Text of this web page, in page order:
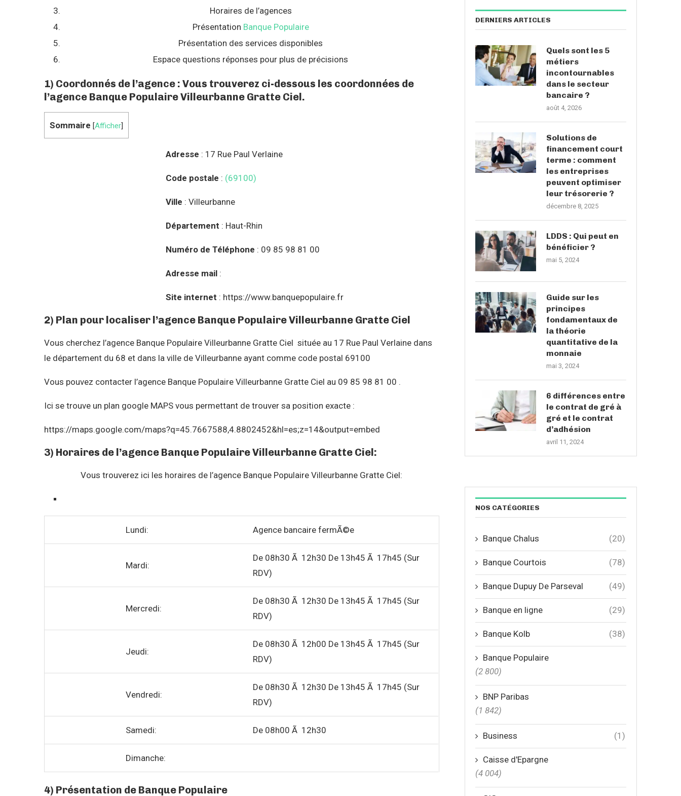
Horaires de l’agences
Présentation Banque Populaire
Présentation des services disponibles
Espace questions réponses pour plus de précisions
1) Coordonnés de l’agence : Vous trouverez ci-dessous les coordonnées de
l’agence Banque Populaire Villeurbanne Gratte Ciel.
Sommaire [Afficher]
Adresse : 17 Rue Paul Verlaine
Code postale : (69100)
Ville : Villeurbanne
Département : Haut-Rhin
Numéro de Téléphone : 09 85 98 81 00
Adresse mail :
Site internet : https://www.banquepopulaire.fr
2) Plan pour localiser l’agence Banque Populaire Villeurbanne Gratte Ciel
Vous cherchez l’agence Banque Populaire Villeurbanne Gratte Ciel située au 17 Rue Paul Verlaine dans
le département du 68 et dans la ville de Villeurbanne ayant comme code postal 69100
Vous pouvez contacter l’agence Banque Populaire Villeurbanne Gratte Ciel au 09 85 98 81 00 .
Ici se trouve un plan google MAPS vous permettant de trouver sa position exacte :
https://maps.google.com/maps?q=45.7667588,4.8802452&hl=es;z=14&output=embed
3) Horaires de l’agence Banque Populaire Villeurbanne Gratte Ciel:
Vous trouverez ici les horaires de l’agence Banque Populaire Villeurbanne Gratte Ciel:
Lundi: Agence bancaire fermÃ©e
Mardi:
De 08h30 Ã 12h30 De 13h45 Ã 17h45 (Sur
RDV)
Mercredi:
De 08h30 Ã 12h30 De 13h45 Ã 17h45 (Sur
RDV)
Jeudi:
De 08h30 Ã 12h00 De 13h45 Ã 17h45 (Sur
RDV)
Vendredi:
De 08h30 Ã 12h30 De 13h45 Ã 17h45 (Sur
RDV)
Samedi: De 08h00 Ã 12h30
Dimanche:
4) Présentation de Banque Populaire
DERNIERS ARTICLES
Quels sont les 5
métiers
incontournables
dans le secteur
bancaire ?
août 4, 2026
Solutions de
financement court
terme : comment
les entreprises
peuvent optimiser
leur trésorerie ?
décembre 8, 2025
LDDS : Qui peut en
bénéficier ?
mai 5, 2024
Guide sur les
principes
fondamentaux de
la théorie
quantitative de la
monnaie
mai 3, 2024
6 différences entre
le contrat de gré à
gré et le contrat
d’adhésion
avril 11, 2024
NOS CATÉGORIES
Banque Chalus (20)
Banque Courtois (78)
Banque Dupuy De Parseval (49)
Banque en ligne (29)
Banque Kolb (38)
Banque Populaire
(2 800)
BNP Paribas
(1 842)
Business (1)
Caisse d'Epargne
(4 004)